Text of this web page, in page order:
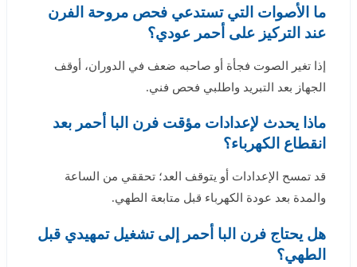
ما الأصوات التي تستدعي فحص مروحة الفرن
عند التركيز على أحمر عودي؟
إذا تغير الصوت فجأة أو صاحبه ضعف في الدوران، أوقف
الجهاز بعد التبريد واطلبي فحص فني.
ماذا يحدث لإعدادات مؤقت فرن البا أحمر بعد
انقطاع الكهرباء؟
قد تمسح الإعدادات أو يتوقف العد؛ تحققي من الساعة
والمدة بعد عودة الكهرباء قبل متابعة الطهي.
هل يحتاج فرن البا أحمر إلى تشغيل تمهيدي قبل
الطهي؟